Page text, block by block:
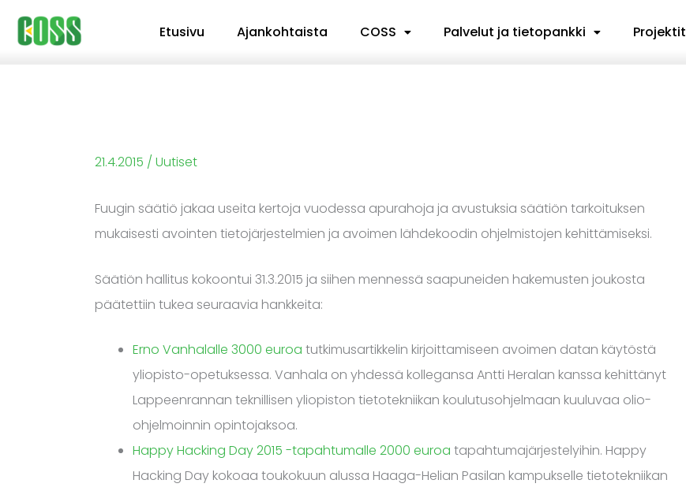
Siirry
sisältöön
Etusivu Ajankohtaista COSS Palvelut ja tietopankki Projektit
21.4.2015 / Uutiset
Fuugin säätiö jakaa useita kertoja vuodessa apurahoja ja avustuksia säätiön tarkoituksen
mukaisesti avointen tietojärjestelmien ja avoimen lähdekoodin ohjelmistojen kehittämiseksi.
Säätiön hallitus kokoontui 31.3.2015 ja siihen mennessä saapuneiden hakemusten joukosta
päätettiin tukea seuraavia hankkeita:
Erno Vanhalalle 3000 euroa tutkimusartikkelin kirjoittamiseen avoimen datan käytöstä
yliopisto-opetuksessa. Vanhala on yhdessä kollegansa Antti Heralan kanssa kehittänyt
Lappeenrannan teknillisen yliopiston tietotekniikan koulutusohjelmaan kuuluvaa olio-
ohjelmoinnin opintojaksoa.
Happy Hacking Day 2015 -tapahtumalle 2000 euroa tapahtumajärjestelyihin. Happy
Hacking Day kokoaa toukokuun alussa Haaga-Helian Pasilan kampukselle tietotekniikan